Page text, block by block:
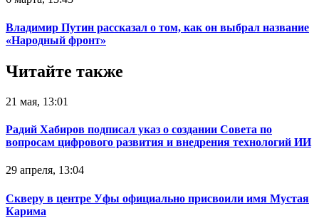
Владимир Путин рассказал о том, как он выбрал название
«Народный фронт»
Читайте также
21 мая, 13:01
Радий Хабиров подписал указ о создании Совета по
вопросам цифрового развития и внедрения технологий ИИ
29 апреля, 13:04
Скверу в центре Уфы официально присвоили имя Мустая
Карима